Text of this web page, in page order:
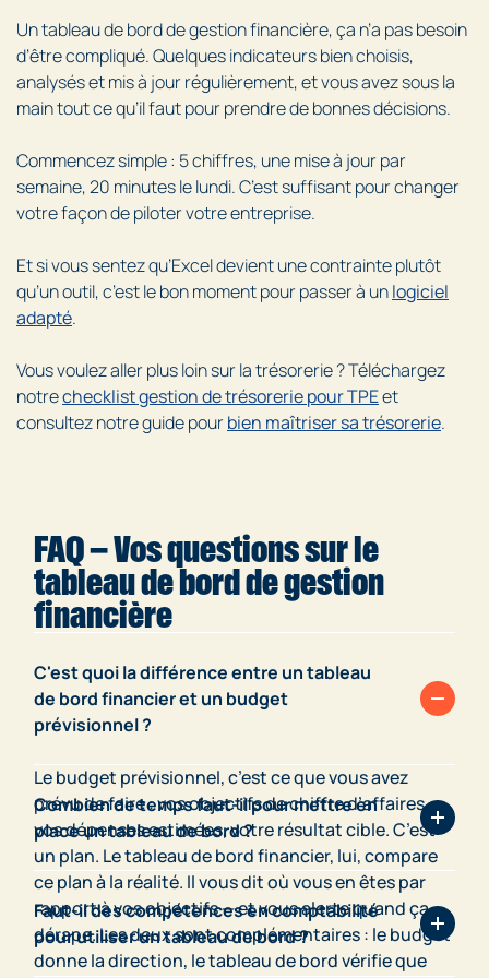
Un tableau de bord de gestion financière, ça n’a pas besoin
d’être compliqué. Quelques indicateurs bien choisis,
analysés et mis à jour régulièrement, et vous avez sous la
main tout ce qu’il faut pour prendre de bonnes décisions.
Commencez simple : 5 chiffres, une mise à jour par
semaine, 20 minutes le lundi. C’est suffisant pour changer
votre façon de piloter votre entreprise.
Et si vous sentez qu’Excel devient une contrainte plutôt
qu’un outil, c’est le bon moment pour passer à unlogiciel
adapté.
Vous voulez aller plus loin sur la trésorerie ? Téléchargez
notrechecklist gestion de trésorerie pour TPEet
consultez notre guide pourbien maîtriser sa trésorerie.
FAQ — Vos questions sur le
tableau de bord de gestion
financière
C'est quoi la différence entre un tableau
de bord financier et un budget
prévisionnel ?
Le budget prévisionnel, c’est ce que vous avez
prévu de faire : vos objectifs de chiffre d’affaires,
vos dépenses estimées, votre résultat cible. C’est
un plan. Le tableau de bord financier, lui, compare
ce plan à la réalité. Il vous dit où vous en êtes par
rapport à vos objectifs — et vous alerte quand ça
dérape. Les deux sont complémentaires : le budget
donne la direction, le tableau de bord vérifie que
Combien de temps faut-il pour mettre en
place un tableau de bord ?
Moins que vous ne le pensez. Avec un fichier Excel
et 5 indicateurs clés bien choisis, vous pouvez avoir
quelque chose d’opérationnel en une demi-
journée. Le plus long, c’est souvent d’identifier vos
Faut-il des compétences en comptabilité
pour utiliser un tableau de bord ?